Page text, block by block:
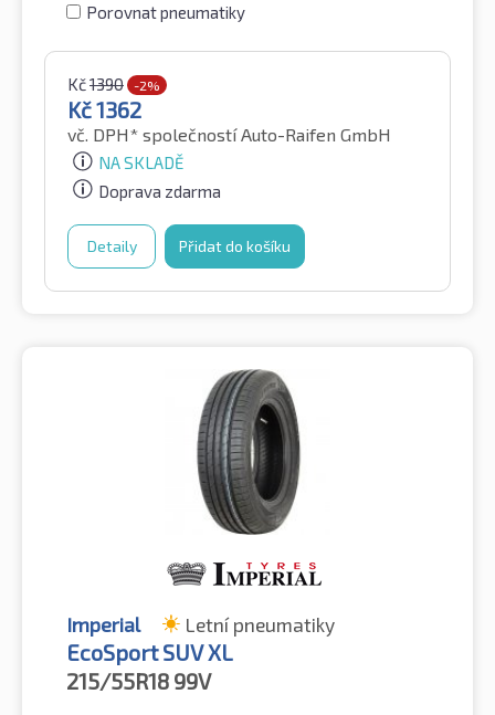
Porovnat pneumatiky
Kč1390 -2%
Kč1362
vč. DPH* společností Auto-Raifen GmbH
NA SKLADĚ
Doprava zdarma
Detaily Přidat do košíku
Imperial Letní pneumatiky
EcoSport SUV XL
215/55R18 99V